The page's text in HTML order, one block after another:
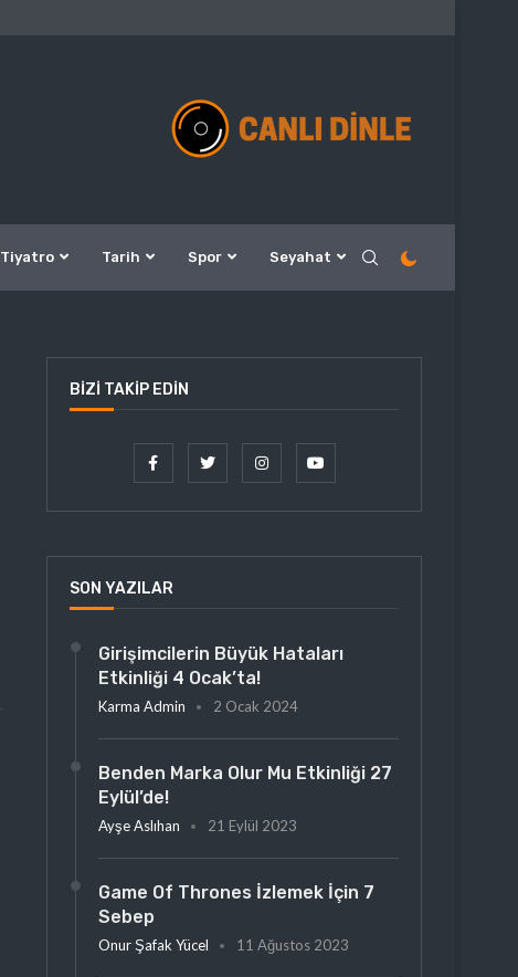
Tiyatro Tarih Spor Seyahat
BIZI TAKIP EDIN
SON YAZILAR
Girişimcilerin Büyük Hataları
Etkinliği 4 Ocak’ta!
Karma Admin 2 Ocak 2024
Benden Marka Olur Mu Etkinliği 27
Eylül’de!
Ayşe Aslıhan 21 Eylül 2023
Game Of Thrones İzlemek İçin 7
Sebep
Onur Şafak Yücel 11 Ağustos 2023